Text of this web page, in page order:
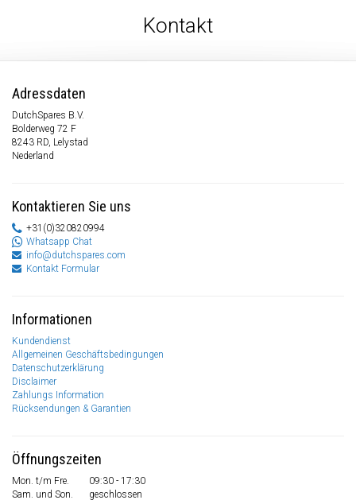
Kontakt
Adressdaten
DutchSpares B.V.
Bolderweg 72 F
8243 RD, Lelystad
Nederland
Kontaktieren Sie uns
+31(0)320820994
Whatsapp Chat
info@dutchspares.com
Kontakt Formular
Informationen
Kundendienst
Allgemeinen Geschäftsbedingungen
Datenschutzerklärung
Disclaimer
Zahlungs Information
Rücksendungen & Garantien
Öffnungszeiten
Mon. t/m Fre.
09:30 - 17:30
Sam. und Son.
geschlossen